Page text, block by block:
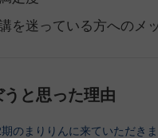
を迷っている方へのメ
と思った理由
のまりりんに来ていただき